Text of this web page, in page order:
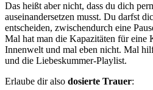
Das heißt aber nicht, dass du dich
auseinandersetzen musst. Du darfst
entscheiden, zwischendurch eine
Mal hat man die Kapazitäten für eine
Innenwelt und mal eben nicht. Mal
und die Liebeskummer-Playlist.
Erlaube dir also dosierte Trauer: